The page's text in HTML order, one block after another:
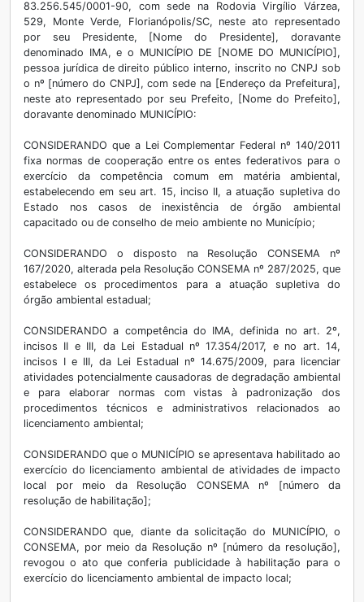
83.256.545/0001-90, com sede na Rodovia Virgílio Várzea,
529, Monte Verde, Florianópolis/SC, neste ato representado
por seu Presidente, [Nome do Presidente], doravante
denominado IMA, e o MUNICÍPIO DE [NOME DO MUNICÍPIO],
pessoa jurídica de direito público interno, inscrito no CNPJ sob
o nº [número do CNPJ], com sede na [Endereço da Prefeitura],
neste ato representado por seu Prefeito, [Nome do Prefeito],
doravante denominado MUNICÍPIO:
CONSIDERANDO que a Lei Complementar Federal nº 140/2011
fixa normas de cooperação entre os entes federativos para o
exercício da competência comum em matéria ambiental,
estabelecendo em seu art. 15, inciso II, a atuação supletiva do
Estado nos casos de inexistência de órgão ambiental
capacitado ou de conselho de meio ambiente no Município;
CONSIDERANDO o disposto na Resolução CONSEMA nº
167/2020, alterada pela Resolução CONSEMA nº 287/2025, que
estabelece os procedimentos para a atuação supletiva do
órgão ambiental estadual;
CONSIDERANDO a competência do IMA, definida no art. 2º,
incisos II e III, da Lei Estadual nº 17.354/2017, e no art. 14,
incisos I e III, da Lei Estadual nº 14.675/2009, para licenciar
atividades potencialmente causadoras de degradação ambiental
e para elaborar normas com vistas à padronização dos
procedimentos técnicos e administrativos relacionados ao
licenciamento ambiental;
CONSIDERANDO que o MUNICÍPIO se apresentava habilitado ao
exercício do licenciamento ambiental de atividades de impacto
local por meio da Resolução CONSEMA nº [número da
resolução de habilitação];
CONSIDERANDO que, diante da solicitação do MUNICÍPIO, o
CONSEMA, por meio da Resolução nº [número da resolução],
revogou o ato que conferia publicidade à habilitação para o
exercício do licenciamento ambiental de impacto local;